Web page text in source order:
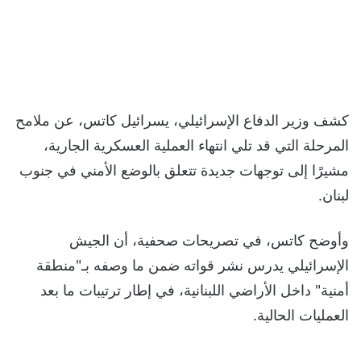
كشف وزير الدفاع الإسرائيلي، يسرائيل كاتس، عن ملامح
المرحلة التي قد تلي انتهاء العملية العسكرية الجارية،
مشيرًا إلى توجهات جديدة تتعلق بالوضع الأمني في جنوب
لبنان.
وأوضح كاتس، في تصريحات صحفية، أن الجيش
الإسرائيلي يدرس نشر قواته ضمن ما وصفه بـ"منطقة
أمنية" داخل الأراضي اللبنانية، في إطار ترتيبات ما بعد
العمليات الحالية.